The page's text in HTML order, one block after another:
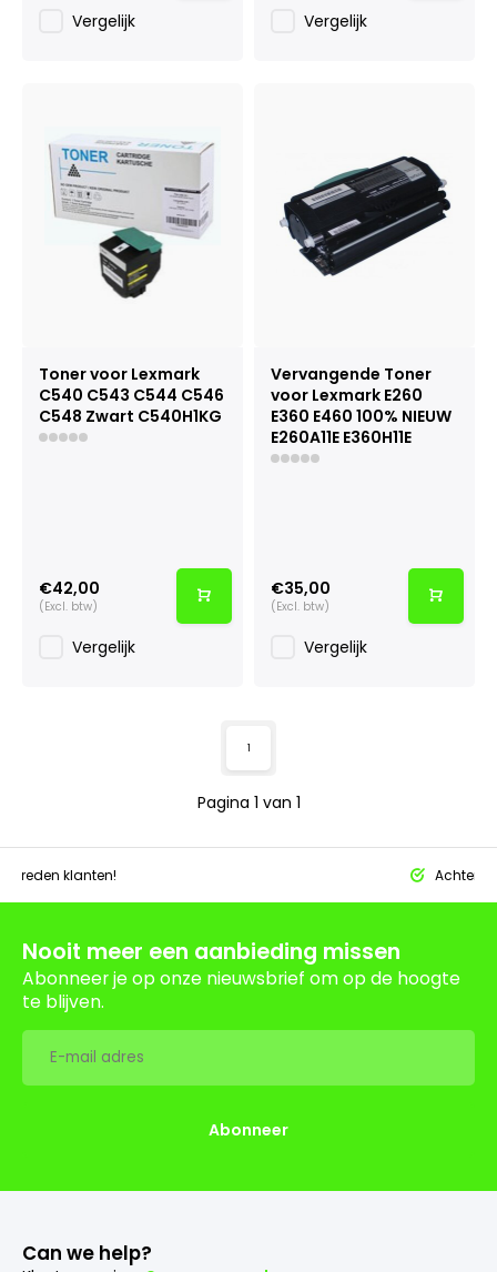
Vergelijk Vergelijk
Toner voor Lexmark
C540 C543 C544 C546
C548 Zwart C540H1KG
€42,00
(Excl. btw)
Vergelijk
Vervangende Toner
voor Lexmark E260
E360 E460 100% NIEUW
E260A11E E360H11E
€35,00
(Excl. btw)
Vergelijk
Pagina 1 van 1
1
klanten! Achteraf
Nooit meer een aanbieding missen
Abonneer je op onze nieuwsbrief om op de hoogte
te blijven.
Abonneer
Can we help?